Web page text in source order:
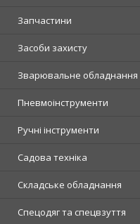
Запчастини
Засоби захисту
Зварювальне обладнання
Пневмоінструменти
Ручні інструменти
Садова техніка
Складське обладнання
Спецодяг та спецвзуття